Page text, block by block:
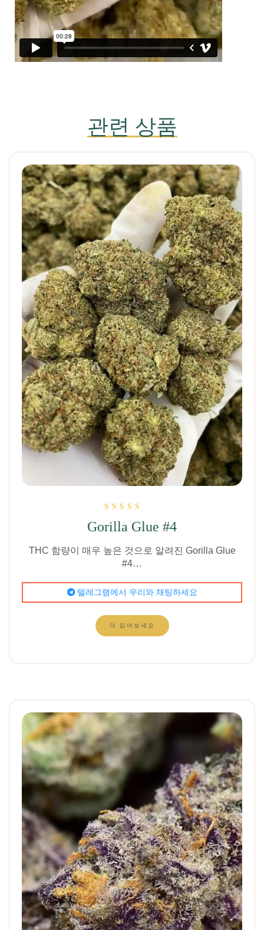
관련 상품
5.00
로 평가됨
Gorilla Glue #4
THC 함량이 매우 높은 것으로 알려진 Gorilla Glue
#4…
텔레그램에서 우리와 채팅하세요
더 읽어보세요